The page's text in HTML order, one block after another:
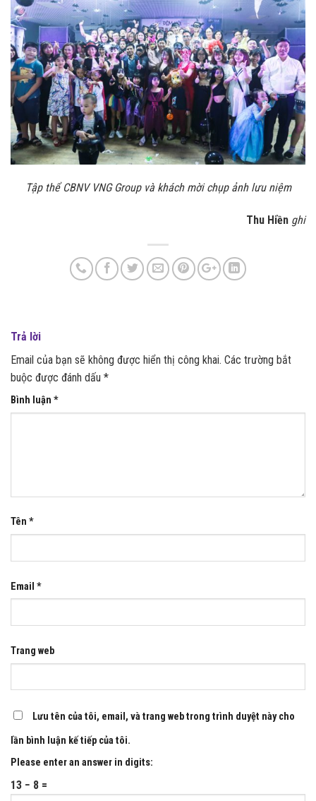
Tập thể CBNV VNG Group và khách mời chụp ảnh lưu niệm
Thu Hiền ghi
Trả lời
Email của bạn sẽ không được hiển thị công khai. Các trường bắt
buộc được đánh dấu *
Bình luận *
Tên *
Email *
Trang web
Lưu tên của tôi, email, và trang web trong trình duyệt này cho
lần bình luận kế tiếp của tôi.
Please enter an answer in digits:
13 − 8 =